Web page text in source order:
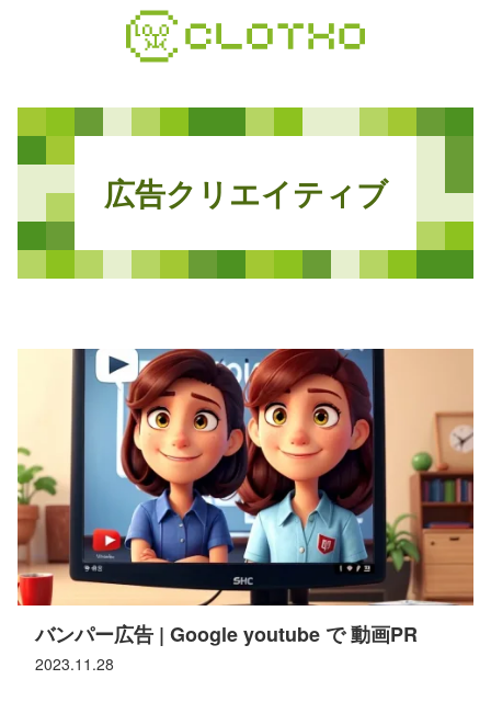
広告ク リ エイティブ
2023.11.28
バンパー広告 | Google youtube で 動画PR